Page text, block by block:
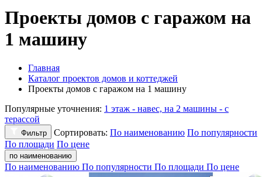
Проекты домов с гаражом на
1 машину
Главная
Каталог проектов домов и коттеджей
Проекты домов с гаражом на 1 машину
Популярные уточнения: 1 этаж - навес, на 2 машины - с
терассой
Фильтр Сортировать: По наименованию По популярности
По площади По цене
по наименованию
По наименованию По популярности По площади По цене